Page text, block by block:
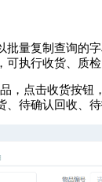
批量复制查询的
可执行收货、质
，点击收货按钮
、待确认回收、